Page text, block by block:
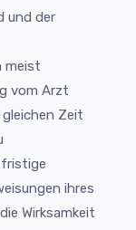
und der
meist
vom Arzt
Zeit
ihres
Wirksamkeit